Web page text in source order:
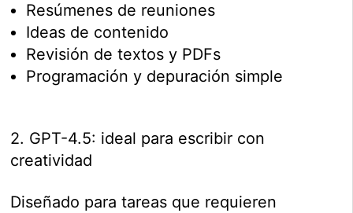
Resúmenes de reuniones
Ideas de contenido
Revisión de textos y PDFs
Programación y depuración simple
2. GPT-4.5: ideal para escribir con
creatividad
Diseñado para tareas que requieren